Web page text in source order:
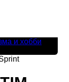
и хобби